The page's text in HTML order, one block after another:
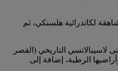
لكاتدرائية هلسنكي، ثم
التاريخي (القصر
الرطبة، إضافة إلى